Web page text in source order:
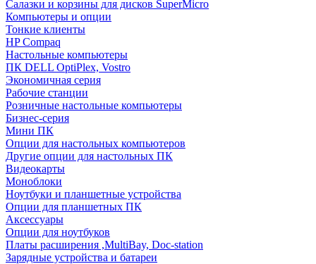
Салазки и корзины для дисков SuperMicro
Компьютеры и опции
Тонкие клиенты
HP Compaq
Настольные компьютеры
ПК DELL OptiPlex, Vostro
Экономичная серия
Рабочие станции
Розничные настольные компьютеры
Бизнес-серия
Мини ПК
Опции для настольных компьютеров
Другие опции для настольных ПК
Видеокарты
Моноблоки
Ноутбуки и планшетные устройства
Опции для планшетных ПК
Аксессуары
Опции для ноутбуков
Платы расширения ,MultiBay, Doc-station
Зарядные устройства и батареи